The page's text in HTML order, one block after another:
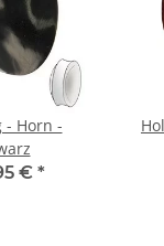
- Horn -
€ *